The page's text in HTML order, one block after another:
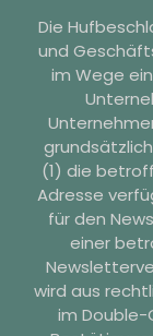
Die
und
im Wege
(1) die
Adresse
für den
einer
wird aus
im